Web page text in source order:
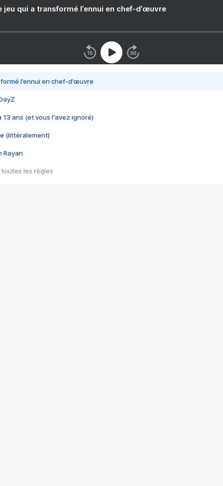
jeu qui a transformé l’ennui en chef-d’œuvre
l’ennui en chef-d’œuvre
13 ans (et vous l'avez ignoré)
(littéralement)
Rayan
toutes les règles